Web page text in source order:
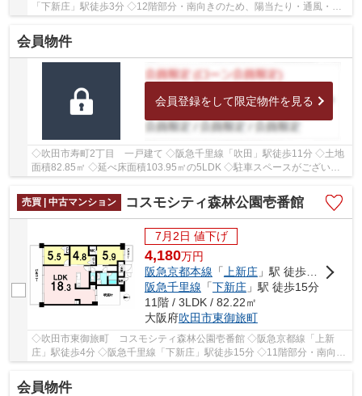
「下新庄」駅徒歩3分 ◇12階部分・南向きのため、陽当たり・通風・眺
会員物件
会員登録をして限定物件を見る
◇吹田市寿町2丁目 一戸建て ◇阪急千里線「吹田」駅徒歩11分 ◇土地
面積82.85㎡ ◇延べ床面積103.95㎡の5LDK ◇駐車スペースがございま
す ◇北東側に幅員約6.4ｍの公道に約3.3ｍ接面してお...
売買 | 中古マンション
コスモシティ森林公園壱番館
7月2日 値下げ
4,180万円
阪急京都本線 「 上新庄」駅 徒歩4分
阪急千里線 「下新庄」駅 徒歩15分
11階 / 3LDK / 82.22㎡
大阪府吹田市東御旅町
◇吹田市東御旅町 コスモシティ森林公園壱番館 ◇阪急京都線「上新
庄」駅徒歩4分 ◇阪急千里線「下新庄」駅徒歩15分 ◇11階部分・南向き
のため、陽当たり・通風・眺望良好 ◇専有面積82.22...
会員物件